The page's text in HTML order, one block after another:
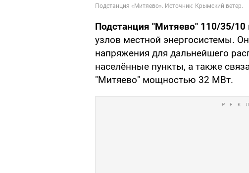
Подстанция "Митяево" 110/35/10
узлов местной энергосистемы.
напряжения для дальнейшего
населённые пункты, а также
"Митяево" мощностью 32 МВт.